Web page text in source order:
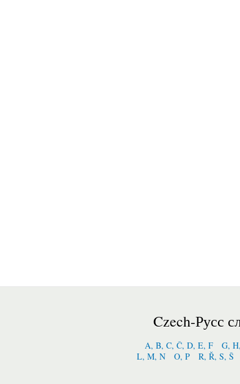
Czech-Русс
A, B, C, Č, D, E, F
G,
L, M, N
O, P R, Ř, S, Š